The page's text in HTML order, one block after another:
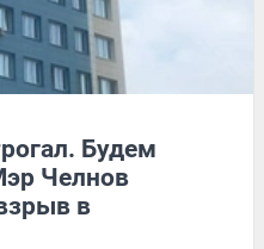
Будем
Челнов
в